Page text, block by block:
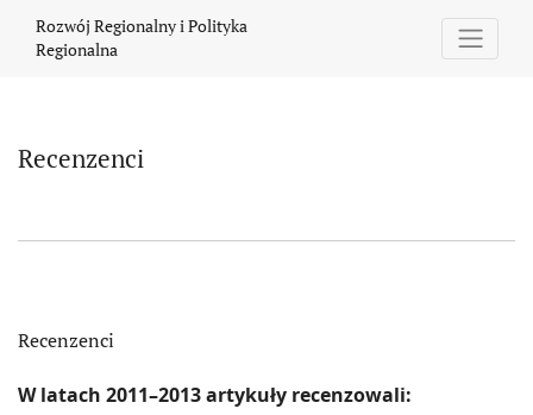
Recenzenci
Rozwój Regionalny i Polityka
Regionalna
Recenzenci
Recenzenci
W latach 2011–2013 artykuły recenzowali: